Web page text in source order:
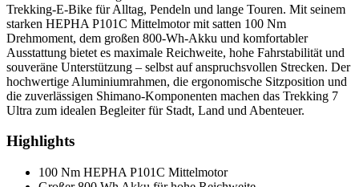
Trekking-E-Bike für Alltag, Pendeln und lange Touren. Mit seinem
starken HEPHA P101C Mittelmotor mit satten 100 Nm
Drehmoment, dem großen 800-Wh-Akku und komfortabler
Ausstattung bietet es maximale Reichweite, hohe Fahrstabilität und
souveräne Unterstützung – selbst auf anspruchsvollen Strecken. Der
hochwertige Aluminiumrahmen, die ergonomische Sitzposition und
die zuverlässigen Shimano-Komponenten machen das Trekking 7
Ultra zum idealen Begleiter für Stadt, Land und Abenteuer.
Highlights
100 Nm HEPHA P101C Mittelmotor